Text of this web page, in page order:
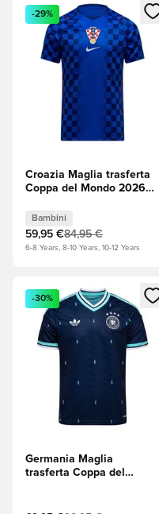
Apre una finestra
-29%
Croazia Maglia trasferta
Coppa del Mondo 2026
Bambini
59,95 €84,95 €
6-8 Years, 8-10 Years, 10-12 Years
Apre una finestra
-30%
Germania Maglia
trasferta Coppa del